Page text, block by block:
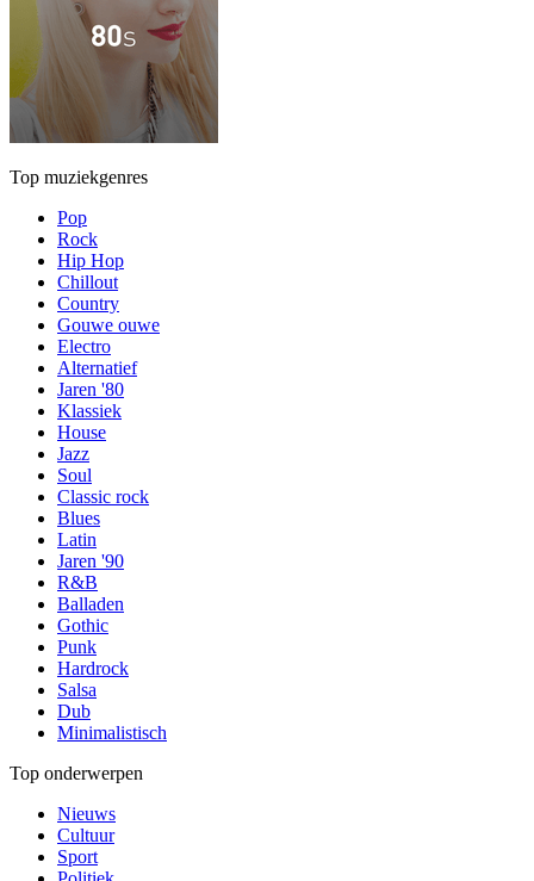
Top muziekgenres
Pop
Rock
Hip Hop
Chillout
Country
Gouwe ouwe
Electro
Alternatief
Jaren '80
Klassiek
House
Jazz
Soul
Classic rock
Blues
Latin
Jaren '90
R&B
Balladen
Gothic
Punk
Hardrock
Salsa
Dub
Minimalistisch
Top onderwerpen
Nieuws
Cultuur
Sport